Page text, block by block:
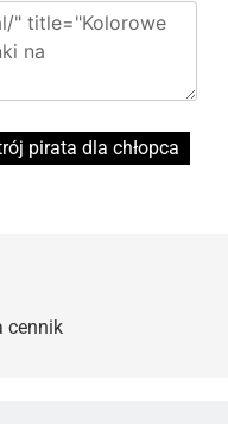
pirata dla chłopca
cennik